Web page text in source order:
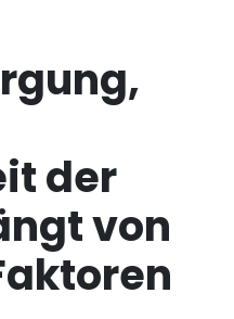
der
von